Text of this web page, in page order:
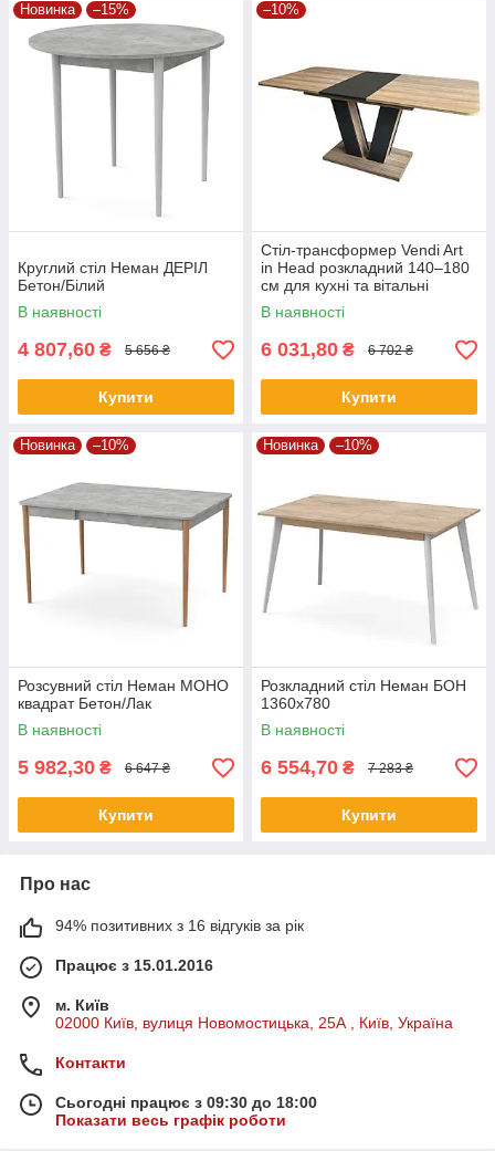
Новинка –15%
Круглий стіл Неман ДЕРІЛ
Бетон/Білий
В наявності
4 807,60 ₴ 5 656 ₴
Купити
–10%
Стіл-трансформер Vendi Art
in Head розкладний 140–180
см для кухні та вітальні
В наявності
6 031,80 ₴ 6 702 ₴
Купити
Новинка –10%
Розсувний стіл Неман МОНО
квадрат Бетон/Лак
В наявності
5 982,30 ₴ 6 647 ₴
Купити
Новинка –10%
Розкладний стіл Неман БОН
1360х780
В наявності
6 554,70 ₴ 7 283 ₴
Купити
Про нас
94% позитивних з 16 відгуків за рік
Працює з 15.01.2016
м. Київ
02000 Київ, вулиця Новомостицька, 25А , Київ, Україна
Контакти
Сьогодні працює з 09:30 до 18:00
Показати весь графік роботи